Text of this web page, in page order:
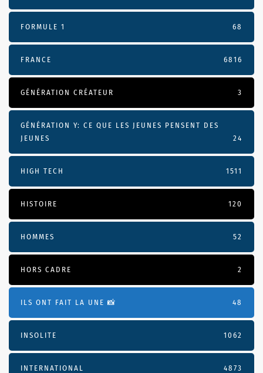
FORMULE 1 68
FRANCE 6816
GÉNÉRATION CRÉATEUR 3
GÉNÉRATION Y: CE QUE LES JEUNES PENSENT DES
JEUNES
24
HIGH TECH 1511
HISTOIRE 120
HOMMES 52
HORS CADRE 2
ILS ONT FAIT LA UNE 📸 48
INSOLITE 1062
INTERNATIONAL 4873